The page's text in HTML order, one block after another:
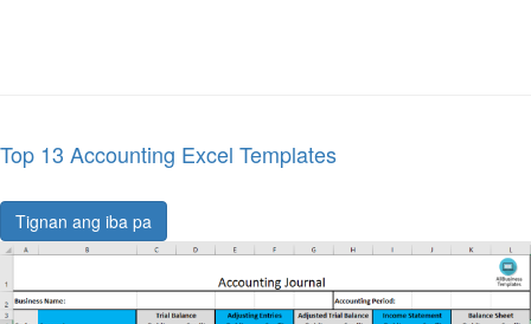
Top 13 Accounting Excel Templates
Tignan ang iba pa